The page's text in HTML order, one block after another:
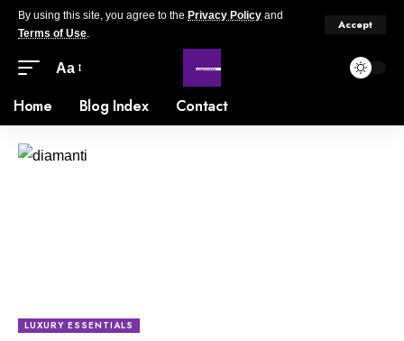
By using this site, you agree to the Privacy Policy and
Terms of Use.
Accept
Aa
Home Blog Index Contact
LUXURY ESSENTIALS